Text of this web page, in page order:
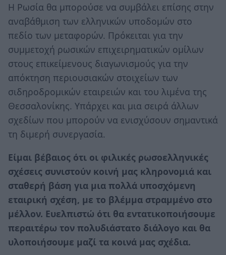
Η Ρωσία θα μπορούσε να συμβάλει επίσης στην
αναβάθμιση των ελληνικών υποδομών στο
πεδίο των μεταφορών. Πρόκειται για την
συμμετοχή ρωσικών επιχειρηματικών ομίλων
στους επικείμενους διαγωνισμούς για την
απόκτηση περιουσιακών στοιχείων των
σιδηροδρομικών εταιρειών και του λιμένα της
Θεσσαλονίκης. Υπάρχει και μια σειρά άλλων
σχεδίων που μπορούν να ενισχύσουν σημαντικά
τη διμερή συνεργασία.
Είμαι βέβαιος ότι οι φιλικές ρωσοελληνικές
σχέσεις συνιστούν κοινή μας κληρονομιά και
σταθερή βάση για μια πολλά υποσχόμενη
εταιρική σχέση, με το βλέμμα στραμμένο στο
μέλλον. Ευελπιστώ ότι θα εντατικοποιήσουμε
περαιτέρω τον πολυδιάστατο διάλογο και θα
υλοποιήσουμε μαζί τα κοινά μας σχέδια.